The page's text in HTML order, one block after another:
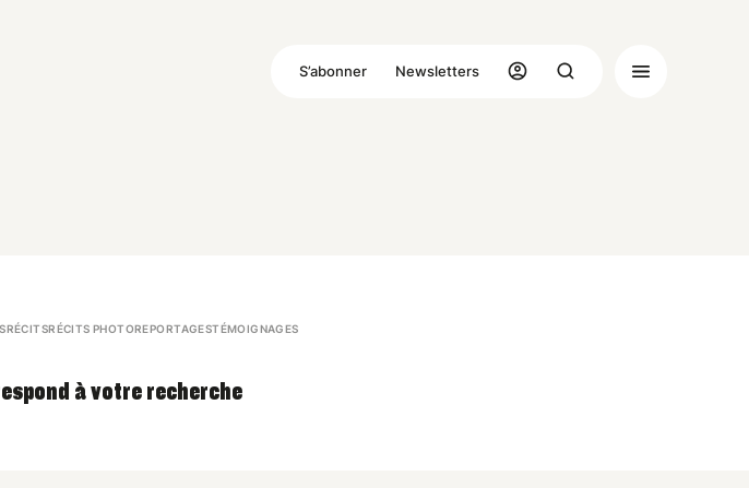
S’abonner Newsletters
RÉCITSRÉCITS PHOTOREPORTAGESTÉMOIGNAGES
à votre recherche